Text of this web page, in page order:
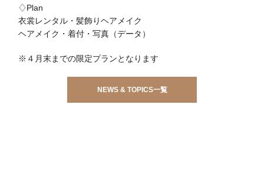
♢Plan
衣裳レンタル・髪飾りヘアメイク
ヘアメイク・着付・写真（データ）
※４月末までの限定プランとなります
NEWS & TOPICS一覧